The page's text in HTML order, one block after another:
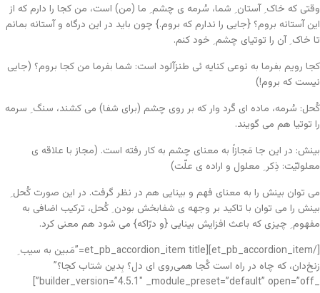
وقتی که خاک ِ آستان ِ شما، سُرمه ی چشم ِ ما (من) است، من کجا را دارم که از
این آستانه بروم؟ {جایی را ندارم که بروم.} چون باید در این درگاه و آستانه بمانم
تا خاک ِ آن را توتیای چشم ِ خود کنم.
کجا رویم بفرما به نوعی کنایه ئی طنزآلود است: شما بفرما من کجا بروم؟ (جایی
نیست که بروم!)
کُحل: سُرمه، ماده ای گَرد وار که بر روی چشم (برای شفا) می کشند، سنگ ِ سرمه
را توتیا هم می گویند.
بینش: در این جا مَجازاً به معنای چشم به کار رفته است. (مجاز با علاقه ی
معلولیّت: ذِکر ِ معلول و اراده ی علّت)
می توان بینش را به معنای فهم و بینایی هم در نظر گرفت. در این صورت کُحل ِ
بینش را می توان با تاکید بر وجهه ی شفابخش بودن ِ کُحل، ترکیب اضافی به
مفهوم ِ چیزی که باعث افزایش بینایی {و درّاکه} می شود هم معنی کرد.
[/et_pb_accordion_item][et_pb_accordion_item title=”مَبین به سیب ِ
زنخ‌دان، که چاه در راه است کُجا همی‌روی ای دل؟ بِدین شتاب کجا؟”
_builder_version=”4.5.1″ _module_preset=”default” open=”off”]